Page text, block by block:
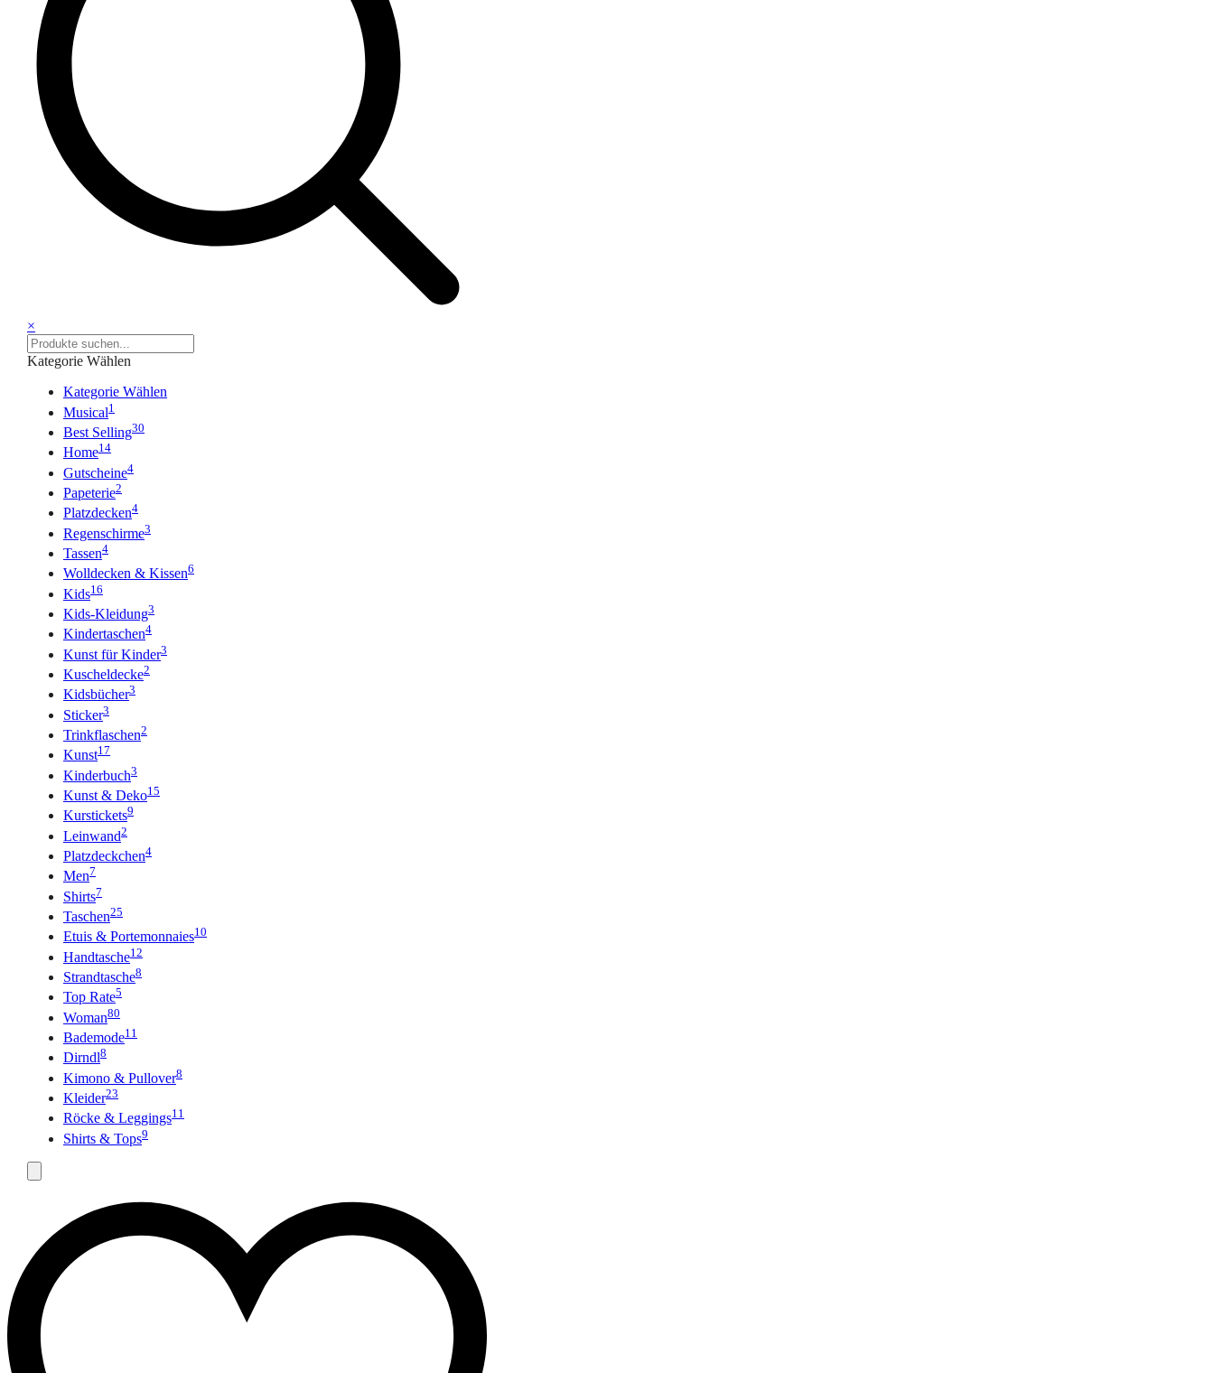
×
Kategorie Wählen
Kategorie Wählen
Musical1
Best Selling30
Home14
Gutscheine4
Papeterie2
Platzdecken4
Regenschirme3
Tassen4
Wolldecken & Kissen6
Kids16
Kids-Kleidung3
Kindertaschen4
Kunst für Kinder3
Kuscheldecke2
Kidsbücher3
Sticker3
Trinkflaschen2
Kunst17
Kinderbuch3
Kunst & Deko15
Kurstickets9
Leinwand2
Platzdeckchen4
Men7
Shirts7
Taschen25
Etuis & Portemonnaies10
Handtasche12
Strandtasche8
Top Rate5
Woman80
Bademode11
Dirndl8
Kimono & Pullover8
Kleider23
Röcke & Leggings11
Shirts & Tops9